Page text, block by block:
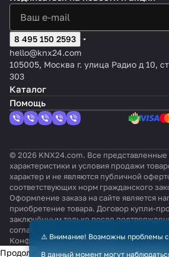
8 495 150 2593
hello@knx24.com
105005, Москва г. улица Радио д 10,
303
Каталог
Помощь
© 2026 KNX24.com. Все представленные
характеристики и условия продажи
характер и не являются публичной
соответствующих норм гражданского
Оформление заказа на сайте является
приобретение товара. Договор купли-
заключённым только после
согласования всех условий.
КонфиденциальностьОферта
⚠️ Внимание! Возможны проблемы
В данный момент могут
Продолжая использовать наш сайт, вы